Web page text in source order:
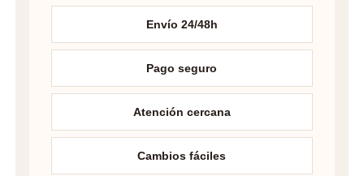
Envío 24/48h
Pago seguro
Atención cercana
Cambios fáciles